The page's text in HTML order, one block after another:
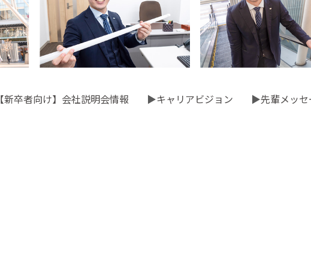
【新卒者向け】会社説明会情報 ▶キャリアビジョン ▶先輩メッ